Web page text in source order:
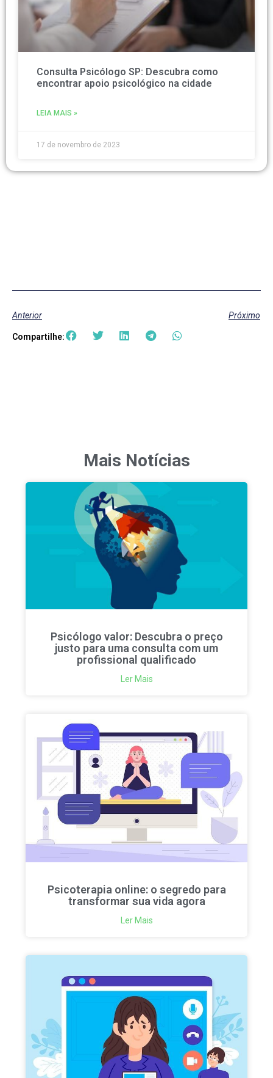
Consulta Psicólogo SP: Descubra como
encontrar apoio psicológico na cidade
LEIA MAIS »
17 de novembro de 2023
Anterior Próximo
Compartilhe:
Mais Notícias
Psicólogo valor: Descubra o preço
justo para uma consulta com um
profissional qualificado
Ler Mais
Psicoterapia online: o segredo para
transformar sua vida agora
Ler Mais